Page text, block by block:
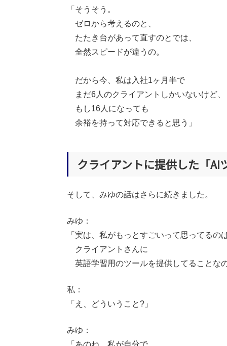
「そうそう。
ゼロから考えるのと、
たたき台があって直すのとでは、
全然スピードが違うの。
だから今、私は入社1ヶ月半で
まだ6人のクライアントしかいないけど、
もし16人になっても
余裕を持って対応できると思う」
クライアントに提供した「AI
そして、みゆの話はさらに続きました。
みゆ：
「実は、私がもっとすごいって思ってるのは
クライアントさんに
英語学習用のツールを提供してることなの
私：
「え、どういうこと?」
みゆ：